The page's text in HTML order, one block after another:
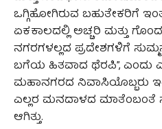
ಒಗ್ಗಿಹೋಗಿರುವ ಬಹುತೇಕರಿಗೆ
ಏಕಕಾಲದಲ್ಲಿ ಅಚ್ಚರಿ ಮತ್ತು
ನಗರಗಳಲ್ಲದ ಪ್ರದೇಶಗಳಿಗೆ
ಬಗೆಯ ಹಿತವಾದ ಥೆರಪಿ”, ಎಂದು
ಮಹಾನಗರದ ನಿವಾಸಿಯೊಬ್ಬರು
ಎಲ್ಲರ ಮನದಾಳದ ಮಾತೆಂಬಂತೆ
ಆಗಿತ್ತು.